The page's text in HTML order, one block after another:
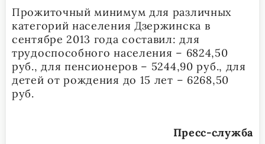
Прожиточный минимум для различных
категорий населения Дзержинска в
сентябре 2013 года составил: для
трудоспособного населения – 6824,50
руб., для пенсионеров – 5244,90 руб., для
детей от рождения до 15 лет – 6268,50
руб.
Пресс-служба